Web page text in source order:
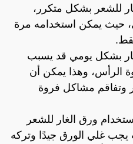
للشعر بشكل متكرر،
حيث يمكن استخدامه مرة
بشكل يومي قد يسبب
الرأس، وهذا يمكن أن
وتفاقم مشاكل فروة
ورق الغار للشعر
غلي الورق جيدًا وتركه